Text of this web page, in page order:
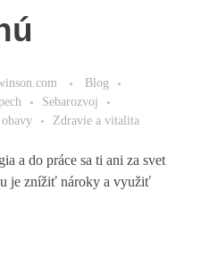
Blog
Sebarozvoj
Zdravie a vitalita
a do práce sa ti ani za svet
je znížiť nároky a využiť